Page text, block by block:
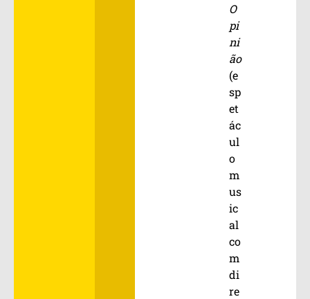
O
pi
ni
ão
(e
sp
et
ác
ul
o
m
us
ic
al
co
m
di
re